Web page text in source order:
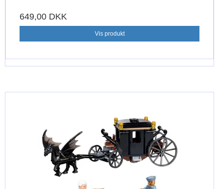
649,00 DKK
Vis produkt